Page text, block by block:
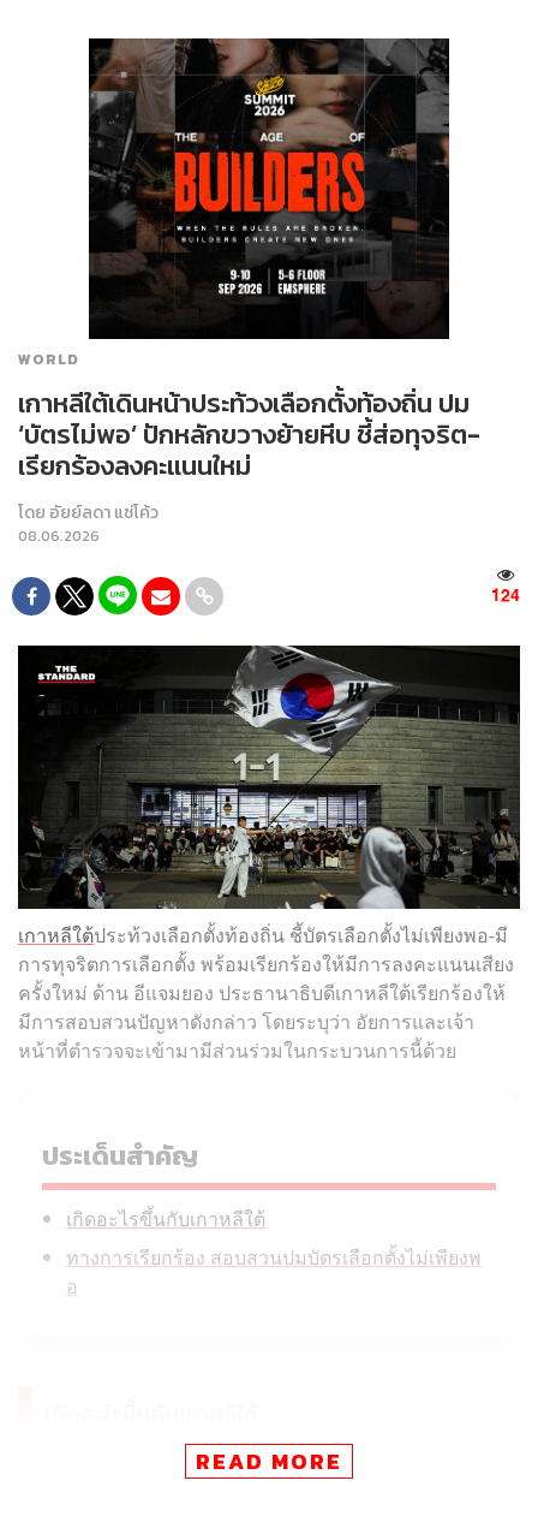
WORLD
เกาหลีใต้เดินหน้าประท้วงเลือกตั้งท้องถิ่น ปม
‘บัตรไม่พอ’ ปักหลักขวางย้ายหีบ ชี้ส่อทุจริต-
เรียกร้องลงคะแนนใหม่
โดย อัยย์ลดา แซ่โค้ว
08.06.2026
124
เกาหลีใต้ประท้วงเลือกตั้งท้องถิ่น ชี้บัตรเลือกตั้งไม่เพียงพอ-มี
การทุจริตการเลือกตั้ง พร้อมเรียกร้องให้มีการลงคะแนนเสียง
ครั้งใหม่ ด้าน อีแจมยอง ประธานาธิบดีเกาหลีใต้เรียกร้องให้
มีการสอบสวนปัญหาดังกล่าว โดยระบุว่า อัยการและเจ้า
หน้าที่ตำรวจจะเข้ามามีส่วนร่วมในกระบวนการนี้ด้วย
ประเด็นสำคัญ
เกิดอะไรขึ้นกับเกาหลีใต้
ทางการเรียกร้อง สอบสวนปมบัตรเลือกตั้งไม่เพียงพ
อ
READ MORE